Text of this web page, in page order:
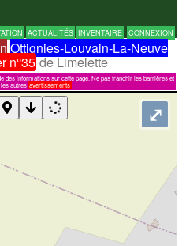
ACTUALITÉS INVENTAIRE CONNEXION
Ottignies-Louvain-La-Neuve
n°35de Limelette
des informations sur cette page. Ne pas franchir les barrières et
autres avertissements
⤢